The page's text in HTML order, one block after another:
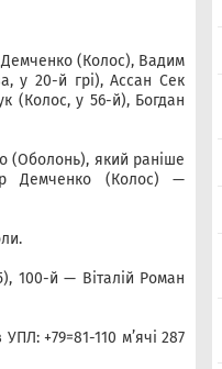
(Колос), Вадим
у 20-й грі), Ассан Сек
(Колос, у 56-й), Богдан
(Оболонь), який раніше
Демченко (Колос) —
100-й — Віталій Роман
+79=81-110 м’ячі 287